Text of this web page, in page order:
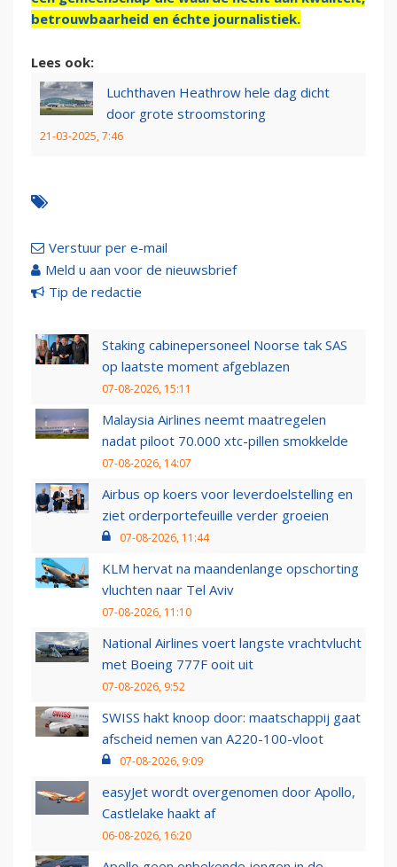
betrouwbaarheid en échte journalistiek.
Lees ook:
Luchthaven Heathrow hele dag dicht
door grote stroomstoring
21-03-2025, 7:46
Verstuur per e-mail
Meld u aan voor de nieuwsbrief
Tip de redactie
Staking cabinepersoneel Noorse tak SAS
op laatste moment afgeblazen
07-08-2026, 15:11
Malaysia Airlines neemt maatregelen
nadat piloot 70.000 xtc-pillen smokkelde
07-08-2026, 14:07
Airbus op koers voor leverdoelstelling en
ziet orderportefeuille verder groeien
07-08-2026, 11:44
KLM hervat na maandenlange opschorting
vluchten naar Tel Aviv
07-08-2026, 11:10
National Airlines voert langste vrachtvlucht
met Boeing 777F ooit uit
07-08-2026, 9:52
SWISS hakt knoop door: maatschappij gaat
afscheid nemen van A220-100-vloot
07-08-2026, 9:09
easyJet wordt overgenomen door Apollo,
Castlelake haakt af
06-08-2026, 16:20